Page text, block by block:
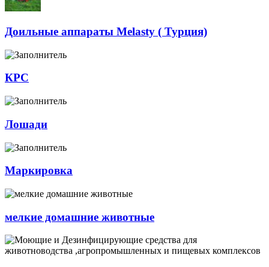
Доильные аппараты Melasty ( Турция)
КРС
Лошади
Маркировка
мелкие домашние животные